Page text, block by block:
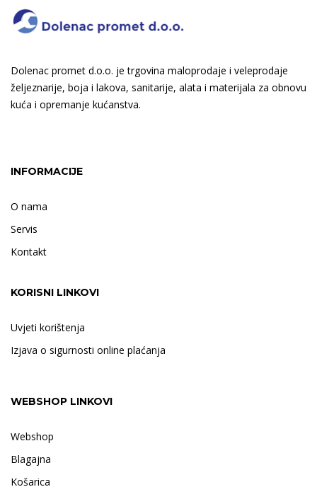
Dolenac promet d.o.o. je trgovina maloprodaje i veleprodaje
željeznarije, boja i lakova, sanitarije, alata i materijala za obnovu
kuća i opremanje kućanstva.
INFORMACIJE
O nama
Servis
Kontakt
KORISNI LINKOVI
Uvjeti korištenja
Izjava o sigurnosti online plaćanja
WEBSHOP LINKOVI
Webshop
Blagajna
Košarica